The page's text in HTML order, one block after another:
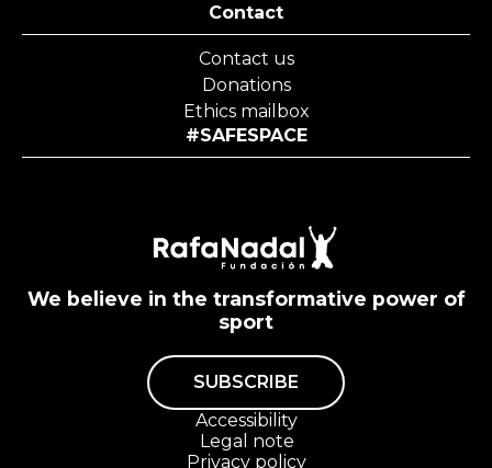
Contact
Contact us
Donations
Ethics mailbox
#SAFESPACE
We believe in the transformative power of
sport
SUBSCRIBE
Accessibility
Legal note
Privacy policy